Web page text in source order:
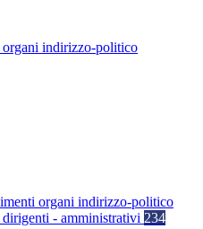
indirizzo-politico
organi indirizzo-politico
- amministrativi 234